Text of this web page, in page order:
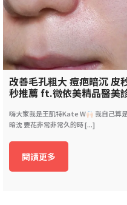
改善毛孔粗大 痘疤暗沉 皮
秒推薦 ft.微依美精品醫美
嗨大家我是王凱特Kate W
我自己算
暗沈 要花非常非常久的時 [...]
閱讀更多